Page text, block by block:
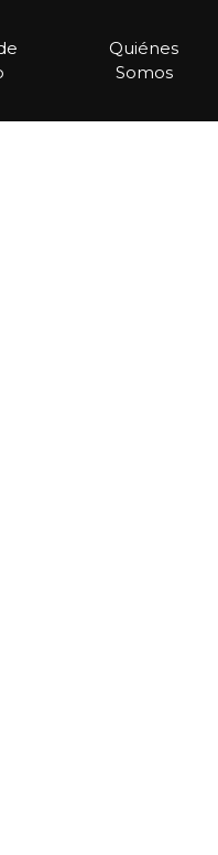
Quiénes
Somos